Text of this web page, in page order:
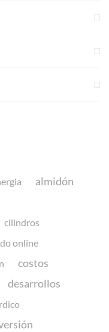
almidón
cilindros
online
costos
desarrollos